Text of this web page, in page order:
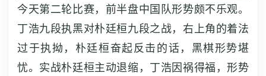
今天第二轮比赛，前半盘中国队形势颇不乐观。
丁浩九段执黑对朴廷桓九段之战，右上角的着法
过于执拗，朴廷桓奋起反击的话，黑棋形势堪
忧。实战朴廷桓主动退缩，丁浩因祸得福，形势